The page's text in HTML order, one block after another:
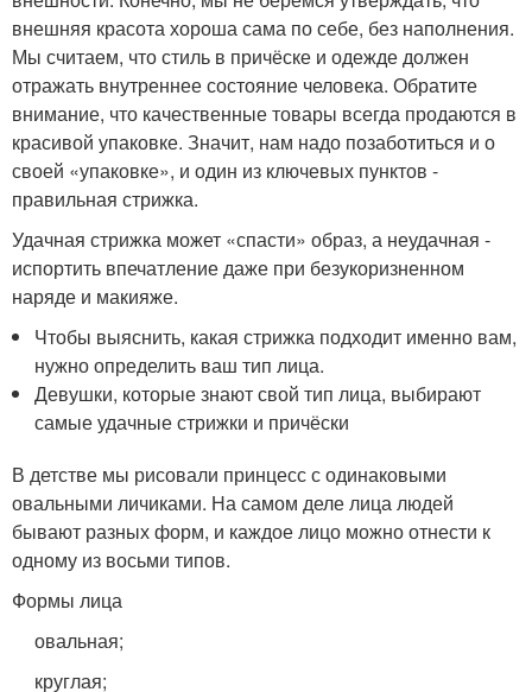
внешняя красота хороша сама по себе, без наполнения.
Мы считаем, что стиль в причёске и одежде должен
отражать внутреннее состояние человека. Обратите
внимание, что качественные товары всегда продаются в
красивой упаковке. Значит, нам надо позаботиться и о
своей «упаковке», и один из ключевых пунктов -
правильная стрижка.
Удачная стрижка может «спасти» образ, а неудачная -
испортить впечатление даже при безукоризненном
наряде и макияже.
Чтобы выяснить, какая стрижка подходит именно вам,
нужно определить ваш тип лица.
Девушки, которые знают свой тип лица, выбирают
самые удачные стрижки и причёски
В детстве мы рисовали принцесс с одинаковыми
овальными личиками. На самом деле лица людей
бывают разных форм, и каждое лицо можно отнести к
одному из восьми типов.
Формы лица
овальная;
круглая;